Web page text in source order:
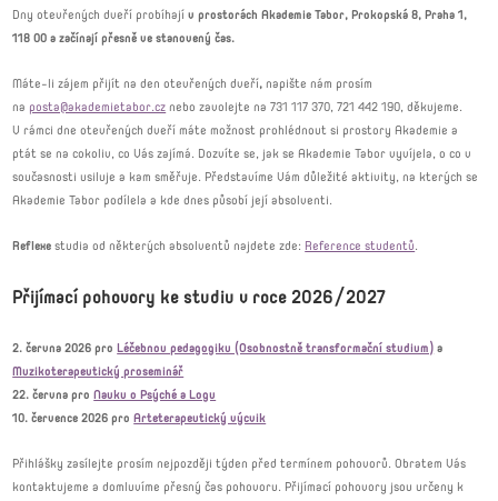
Dny otevřených dveří probíhají v prostorách Akademie Tabor, Prokopská 8, Praha 1,
118 00 a začínají přesně ve stanovený čas.
Máte-li zájem přijít na den otevřených dveří,napište nám prosím
na posta@akademietabor.cz nebo zavolejte na 731 117 370, 721 442 190, děkujeme.
V rámci dne otevřených dveří máte možnost prohlédnout si prostory Akademie a
ptát se na cokoliv, co Vás zajímá. Dozvíte se, jak se Akademie Tabor vyvíjela, o co v
současnosti usiluje a kam směřuje. Představíme Vám důležité aktivity, na kterých se
Akademie Tabor podílela a kde dnes působí její absolventi.
Reflexestudia od některých absolventů najdete zde: Reference studentů.
Přijímací pohovory ke studiu v roce 2026/2027
2. června 2026 proLéčebnou pedagogiku (Osobnostně transformační studium) a
Muzikoterapeutický proseminář
22. června pro Nauku o Psýché a Logu
10. července 2026 proArteterapeutický výcvik
Přihlášky zasílejte prosím nejpozději týden před termínem pohovorů. Obratem Vás
kontaktujeme a domluvíme přesný čas pohovoru. Přijímací pohovory jsou určeny k